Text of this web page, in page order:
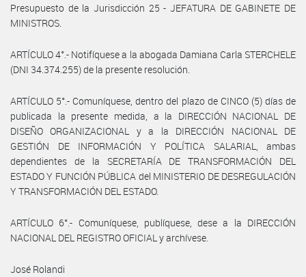
Presupuesto de la Jurisdicción 25 - JEFATURA DE GABINETE DE
MINISTROS.
ARTÍCULO 4°.- Notifíquese a la abogada Damiana Carla STERCHELE
(DNI 34.374.255) de la presente resolución.
ARTÍCULO 5°.- Comuníquese, dentro del plazo de CINCO (5) días de
publicada la presente medida, a la DIRECCIÓN NACIONAL DE
DISEÑO ORGANIZACIONAL y a la DIRECCIÓN NACIONAL DE
GESTIÓN DE INFORMACIÓN Y POLÍTICA SALARIAL, ambas
dependientes de la SECRETARÍA DE TRANSFORMACIÓN DEL
ESTADO Y FUNCIÓN PÚBLICA del MINISTERIO DE DESREGULACIÓN
Y TRANSFORMACIÓN DEL ESTADO.
ARTÍCULO 6°.- Comuníquese, publíquese, dese a la DIRECCIÓN
NACIONAL DEL REGISTRO OFICIAL y archívese.
José Rolandi